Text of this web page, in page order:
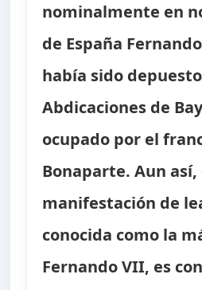
nominalmente en
de España
había sido
Abdicaciones de
ocupado por el
Bonaparte. Aun así,
manifestación de
conocida como la
Fernando VII, es